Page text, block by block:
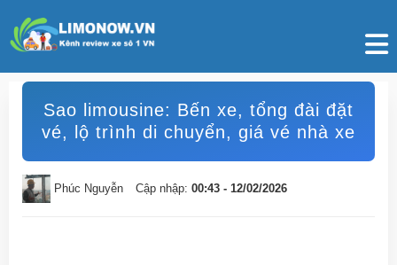
Sao limousine: Bến xe, tổng đài đặt
vé, lộ trình di chuyển, giá vé nhà xe
Phúc Nguyễn Cập nhập: 00:43 - 12/02/2026